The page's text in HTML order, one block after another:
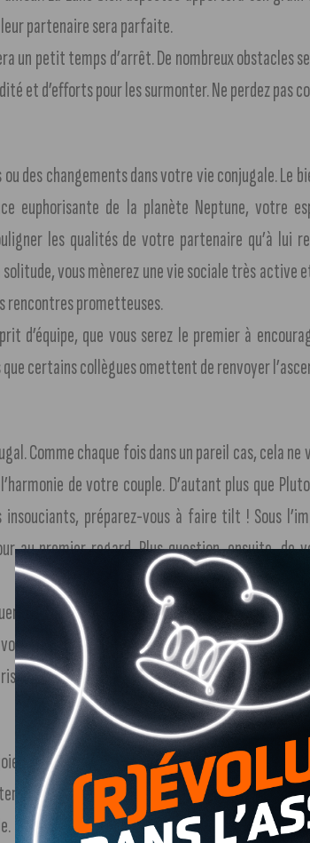
partenaire sera parfaite.
un petit temps d’arrêt. De nombreux obstacles
et d’efforts pour les surmonter. Ne perdez pas
des changements dans votre vie conjugale. Le
euphorisante de la planète Neptune, votre
les qualités de votre partenaire qu’à lui
vous mènerez une vie sociale très active
rencontres prometteuses.
d’équipe, que vous serez le premier à
certains collègues omettent de renvoyer
Comme chaque fois dans un pareil cas, cela ne
de votre couple. D’autant plus que
préparez-vous à faire tilt ! Sous
au premier regard. Plus question, ensuite, de
pas d’occupation dans votre travail. Vous
ne voulez pas vous laisser déborder. Cela ne
de semer sur votre parcours.
et sous son influence votre vie à deux ne
l’impact de Jupiter. Cet astre est positif et
De quel côté la balance va pencher ? Difficile